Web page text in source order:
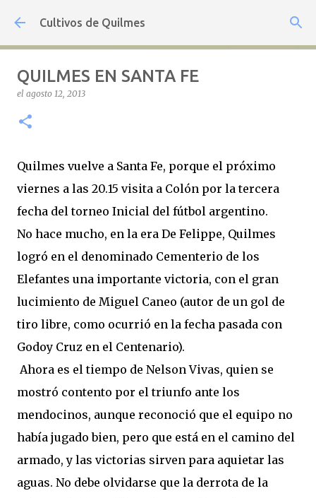
Ir al contenido principal
Cultivos de Quilmes
QUILMES EN SANTA FE
el agosto 12, 2013
Quilmes vuelve a Santa Fe, porque el próximo
viernes a las 20.15 visita a Colón por la tercera
fecha del torneo Inicial del fútbol argentino.
No hace mucho, en la era De Felippe, Quilmes
logró en el denominado Cementerio de los
Elefantes una importante victoria, con el gran
lucimiento de Miguel Caneo (autor de un gol de
tiro libre, como ocurrió en la fecha pasada con
Godoy Cruz en el Centenario).
Ahora es el tiempo de Nelson Vivas, quien se
mostró contento por el triunfo ante los
mendocinos, aunque reconoció que el equipo no
había jugado bien, pero que está en el camino del
armado, y las victorias sirven para aquietar las
aguas. No debe olvidarse que la derrota de la